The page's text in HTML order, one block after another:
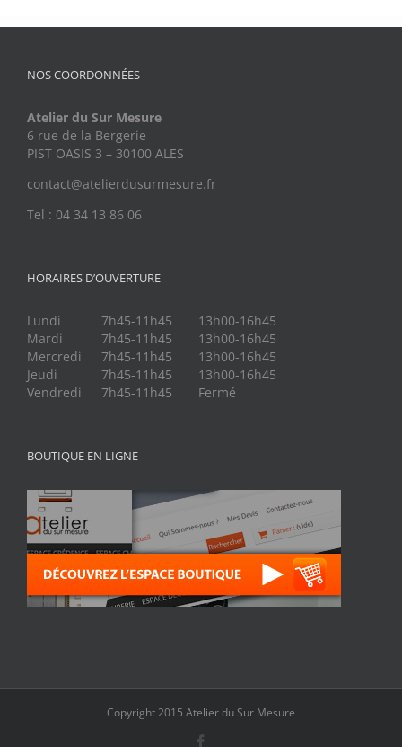
NOS COORDONNÉES
Atelier du Sur Mesure
6 rue de la Bergerie
PIST OASIS 3 – 30100 ALES
contact@atelierdusurmesure.fr
Tel : 04 34 13 86 06
HORAIRES D’OUVERTURE
Lundi 7h45-11h45
13h00-16h45
Mardi
7h45-11h45
13h00-16h45
Mercredi
7h45-11h45
13h00-16h45
Jeudi
7h45-11h45
13h00-16h45
Vendredi
7h45-11h45 Fermé
BOUTIQUE EN LIGNE
Copyright 2015 Atelier du Sur Mesure